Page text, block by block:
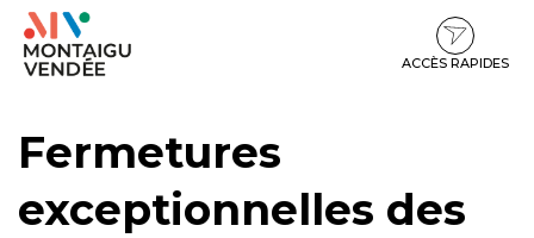
Gestion des traceurs
Aller
Aller
contenu
Aller
pied
ACCÈS RAPIDES
Fermetures
exceptionnelles des